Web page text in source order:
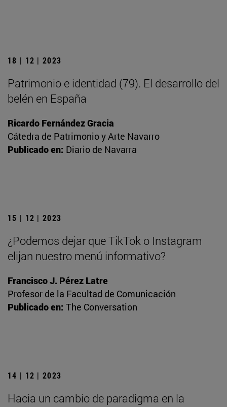
18 | 12 | 2023
Patrimonio e identidad (79). El desarrollo del
belén en España
Ricardo Fernández Gracia
Cátedra de Patrimonio y Arte Navarro
Publicado en: Diario de Navarra
15 | 12 | 2023
¿Podemos dejar que TikTok o Instagram
elijan nuestro menú informativo?
Francisco J. Pérez Latre
Profesor de la Facultad de Comunicación
Publicado en: The Conversation
14 | 12 | 2023
Hacia un cambio de paradigma en la